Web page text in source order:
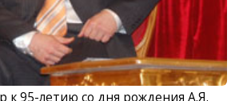
к 95-летию со дня рождения А.Я.